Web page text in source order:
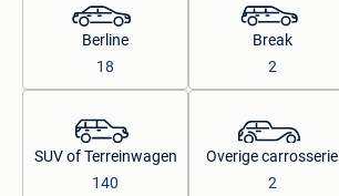
Berline
18
Break
2
SUV of Terreinwagen
140
Overige carrosserie
2